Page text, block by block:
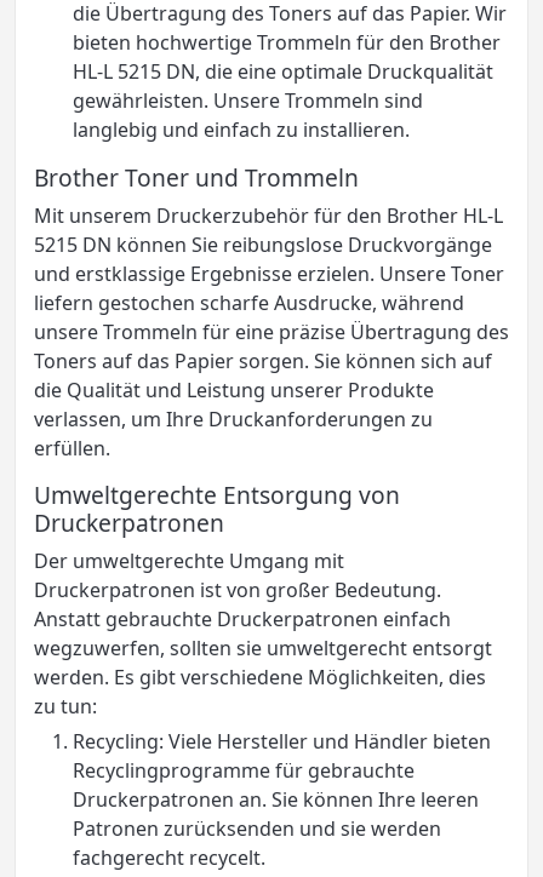
die Übertragung des Toners auf das Papier. Wir
bieten hochwertige Trommeln für den Brother
HL-L 5215 DN, die eine optimale Druckqualität
gewährleisten. Unsere Trommeln sind
langlebig und einfach zu installieren.
Brother Toner und Trommeln
Mit unserem Druckerzubehör für den Brother HL-L
5215 DN können Sie reibungslose Druckvorgänge
und erstklassige Ergebnisse erzielen. Unsere Toner
liefern gestochen scharfe Ausdrucke, während
unsere Trommeln für eine präzise Übertragung des
Toners auf das Papier sorgen. Sie können sich auf
die Qualität und Leistung unserer Produkte
verlassen, um Ihre Druckanforderungen zu
erfüllen.
Umweltgerechte Entsorgung von
Druckerpatronen
Der umweltgerechte Umgang mit
Druckerpatronen ist von großer Bedeutung.
Anstatt gebrauchte Druckerpatronen einfach
wegzuwerfen, sollten sie umweltgerecht entsorgt
werden. Es gibt verschiedene Möglichkeiten, dies
zu tun:
Recycling: Viele Hersteller und Händler bieten
Recyclingprogramme für gebrauchte
Druckerpatronen an. Sie können Ihre leeren
Patronen zurücksenden und sie werden
fachgerecht recycelt.